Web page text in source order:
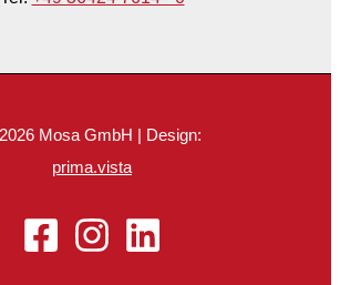
Mosa GmbH | Design:
prima.vista